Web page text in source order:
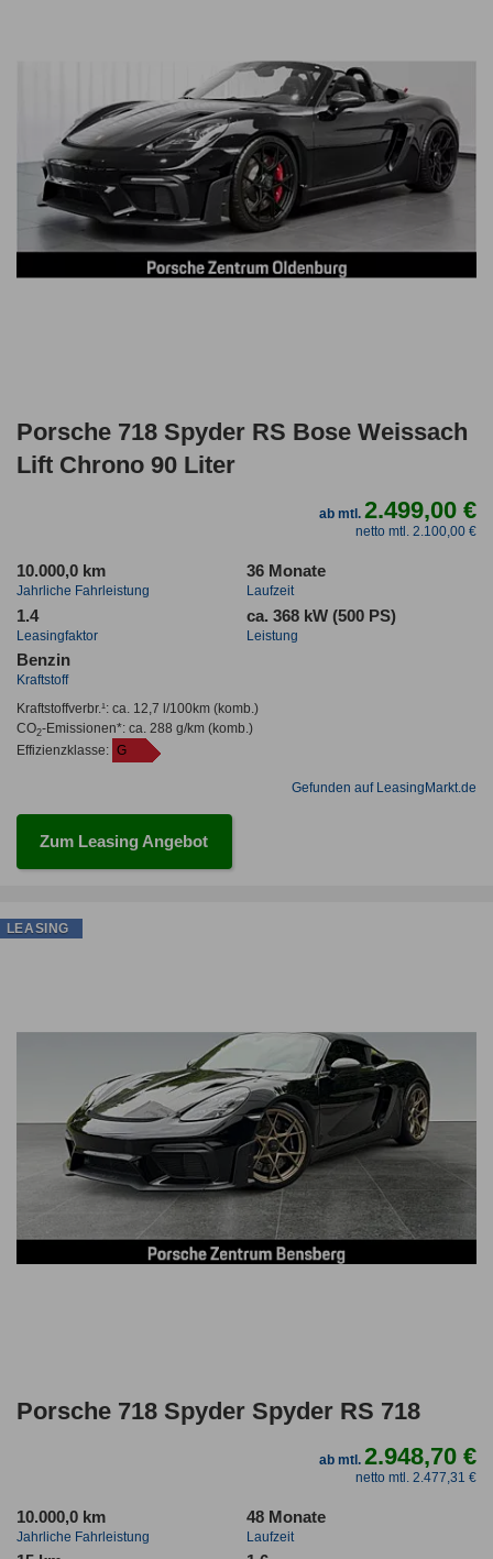
Porsche 718 Spyder RS Bose Weissach
Lift Chrono 90 Liter
ab mtl.2.499,00 €
netto mtl. 2.100,00 €
10.000,0 km
Jahrliche Fahrleistung
36 Monate
Laufzeit
1.4
Leasingfaktor
ca. 368 kW (500 PS)
Leistung
Benzin
Kraftstoff
Kraftstoffverbr.¹: ca. 12,7 l/100km(komb.)
CO2-Emissionen*: ca. 288 g/km(komb.)
Effizienzklasse: G
Gefunden auf LeasingMarkt.de
Zum Leasing Angebot
Porsche 718 Spyder Spyder RS 718
ab mtl.2.948,70 €
netto mtl. 2.477,31 €
10.000,0 km
Jahrliche Fahrleistung
48 Monate
Laufzeit
LEASING